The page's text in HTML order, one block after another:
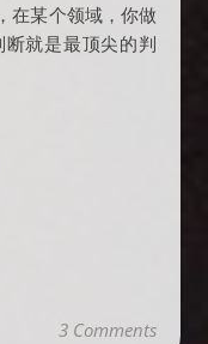
在某个领域，你做
就是最顶尖的判
3 Comments